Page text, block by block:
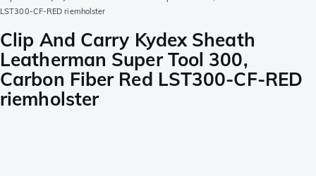
LST300-CF-RED riemholster
Clip And Carry Kydex Sheath
Leatherman Super Tool 300,
Carbon Fiber Red LST300-CF-RED
riemholster